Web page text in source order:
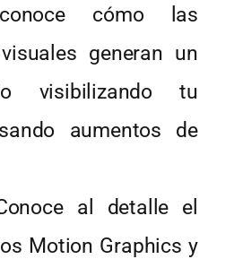
cómo las
generan un
visibilizando tu
aumentos de
al detalle el
Motion Graphics y